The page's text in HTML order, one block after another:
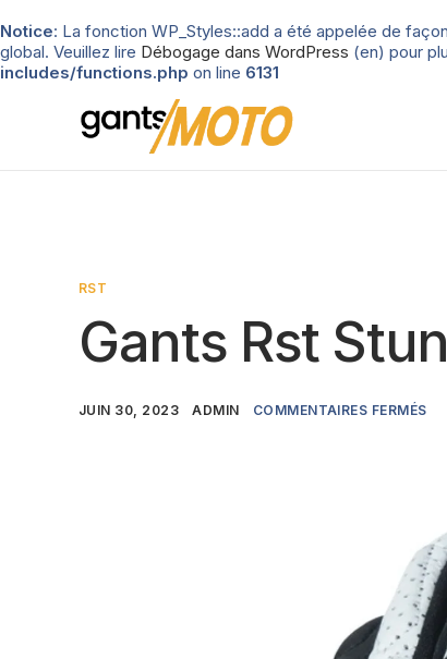
Notice: La fonction WP_Styles::add a été appelée de façon
global. Veuillez lire Débogage dans WordPress (en) pour
includes/functions.php on line 6131
RST
Gants Rst
JUIN 30, 2023 ADMIN COMMENTAIRES FERMÉS